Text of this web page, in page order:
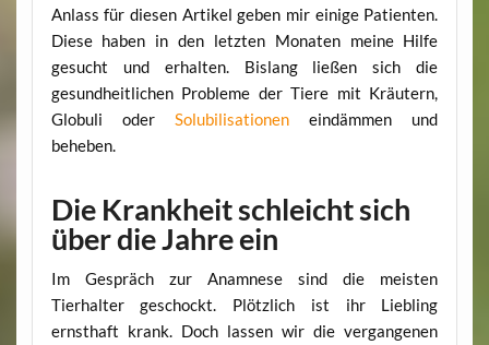
Anlass für diesen Artikel geben mir einige Patienten.
Diese haben in den letzten Monaten meine Hilfe
gesucht und erhalten. Bislang ließen sich die
gesundheitlichen Probleme der Tiere mit Kräutern,
Globuli oder Solubilisationen eindämmen und
beheben.
Die Krankheit schleicht sich
über die Jahre ein
Im Gespräch zur Anamnese sind die meisten
Tierhalter geschockt. Plötzlich ist ihr Liebling
ernsthaft krank. Doch lassen wir die vergangenen